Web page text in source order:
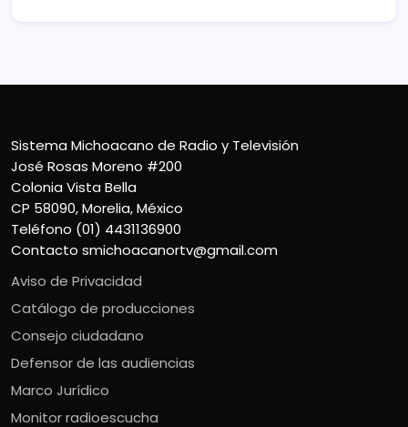
Sistema Michoacano de Radio y Televisión
José Rosas Moreno #200
Colonia Vista Bella
CP 58090, Morelia, México
Teléfono (01) 4431136900
Contacto smichoacanortv@gmail.com
Aviso de Privacidad
Catálogo de producciones
Consejo ciudadano
Defensor de las audiencias
Marco Jurídico
Monitor radioescucha